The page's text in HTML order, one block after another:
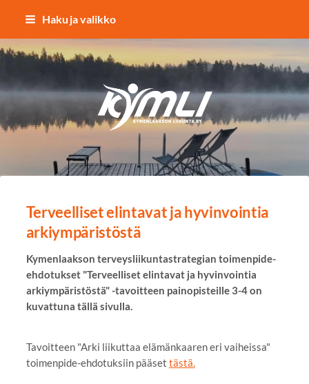
Siirry
sisältöön
Haku ja valikko
Kymlin uusi logo
Terveelliset elintavat ja hyvinvointia
arkiympäristöstä
Kymenlaakson terveysliikuntastrategian toimenpide-
ehdotukset "Terveelliset elintavat ja hyvinvointia
arkiympäristöstä" -tavoitteen painopisteille 3-4 on
kuvattuna tällä sivulla.
Tavoitteen "Arki liikuttaa elämänkaaren eri vaiheissa"
toimenpide-ehdotuksiin pääset tästä.